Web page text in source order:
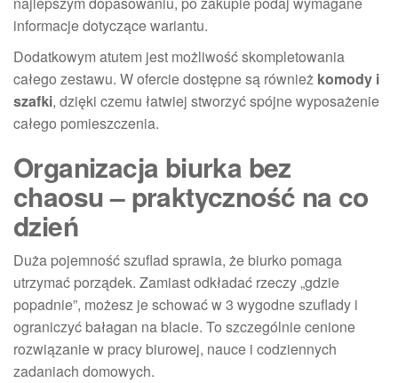
informacje dotyczące wariantu.
Dodatkowym atutem jest możliwość skompletowania
całego zestawu. W ofercie dostępne są również komody i
szafki, dzięki czemu łatwiej stworzyć spójne wyposażenie
całego pomieszczenia.
Organizacja biurka bez
chaosu – praktyczność na co
dzień
Duża pojemność szuflad sprawia, że biurko pomaga
utrzymać porządek. Zamiast odkładać rzeczy „gdzie
popadnie”, możesz je schować w 3 wygodne szuflady i
ograniczyć bałagan na blacie. To szczególnie cenione
rozwiązanie w pracy biurowej, nauce i codziennych
zadaniach domowych.